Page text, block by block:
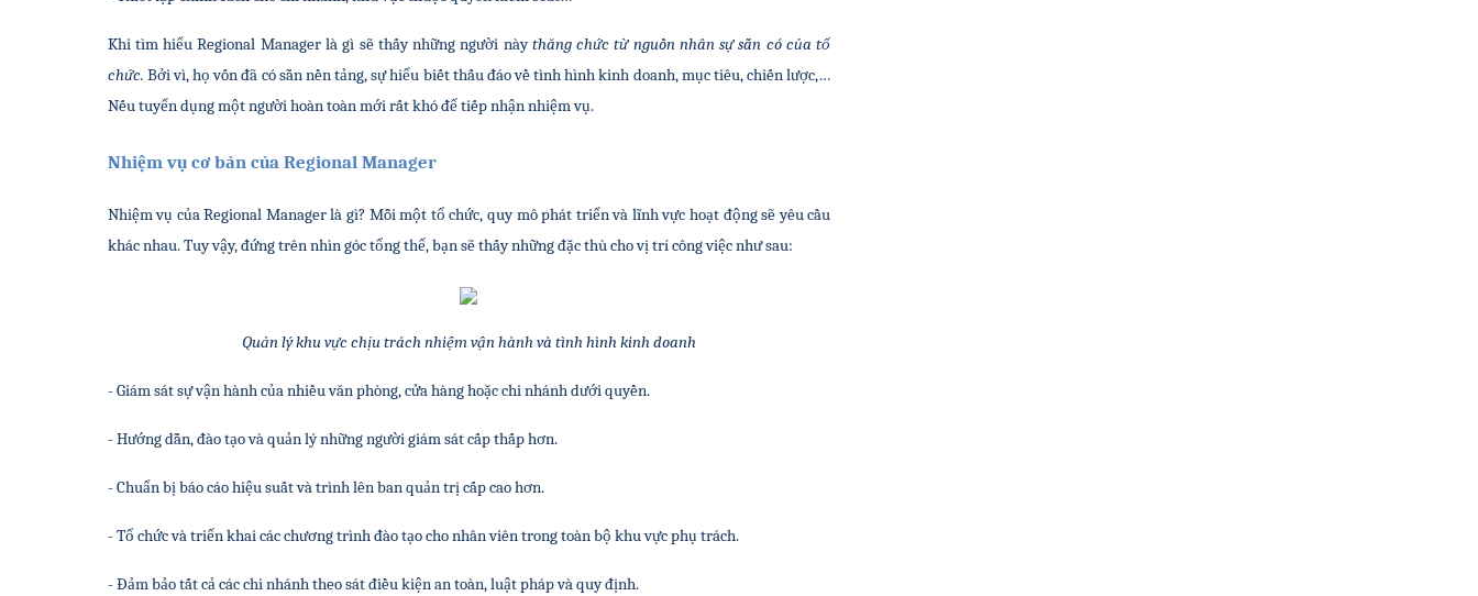
Khi tìm hiểu Regional Manager là gì sẽ thấy những người này thăng chức từ nguồn nhân sự sẵn có của tổ
chức. Bởi vì, họ vốn đã có sẵn nền tảng, sự hiểu biết thấu đáo về tình hình kinh doanh, mục tiêu, chiến lược,…
Nếu tuyển dụng một người hoàn toàn mới rất khó để tiếp nhận nhiệm vụ.
Nhiệm vụ cơ bản của Regional Manager
Nhiệm vụ của Regional Manager là gì? Mỗi một tổ chức, quy mô phát triển và lĩnh vực hoạt động sẽ yêu cầu
khác nhau. Tuy vậy, đứng trên nhìn góc tổng thể, bạn sẽ thấy những đặc thù cho vị trí công việc như sau:
Quản lý khu vực chịu trách nhiệm vận hành và tình hình kinh doanh
- Giám sát sự vận hành của nhiều văn phòng, cửa hàng hoặc chi nhánh dưới quyền.
- Hướng dẫn, đào tạo và quản lý những người giám sát cấp thấp hơn.
- Chuẩn bị báo cáo hiệu suất và trình lên ban quản trị cấp cao hơn.
- Tổ chức và triển khai các chương trình đào tạo cho nhân viên trong toàn bộ khu vực phụ trách.
- Đảm bảo tất cả các chi nhánh theo sát điều kiện an toàn, luật pháp và quy định.